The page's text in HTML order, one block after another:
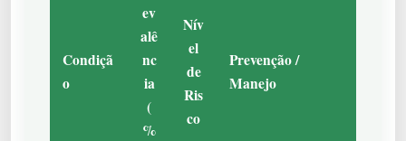
Condiçã
o
ev
alê
nc
ia
(
%
Nív
el
de
Ris
co
Prevenção /
Manejo